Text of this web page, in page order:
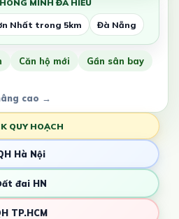
MINH ĐÃ HIỂU
Nhất trong 5km Đà Nẵng
Căn hộ mới
Gần sân bay
cao →
QUY HOẠCH
Hà Nội
đai HN
TP.HCM